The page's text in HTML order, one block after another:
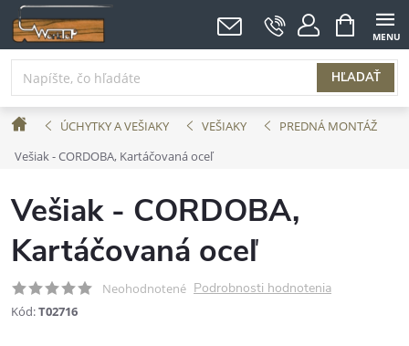
Prejsť
na
obsah
HĽADAŤ
NÁKUPNÝ
KOŠÍK
DomovÚCHYTKY A VEŠIAKY VEŠIAKY
PREDNÁ MONTÁŽ
Vešiak - CORDOBA, Kartáčovaná oceľ
Vešiak - CORDOBA,
Kartáčovaná oceľ
Neohodnotené Podrobnosti hodnotenia
Kód:T02716